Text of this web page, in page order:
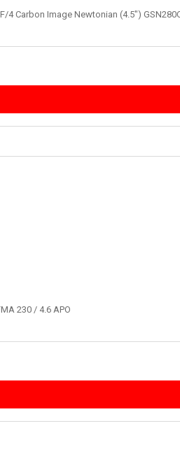
4 Carbon Image Newtonian (4.5″)
230 / 4.6 APO